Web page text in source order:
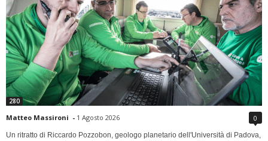
280
Matteo Massironi - 1 Agosto 2026 0
Un ritratto di Riccardo Pozzobon, geologo planetario dell'Università di Padova,